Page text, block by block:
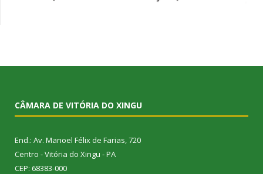
CÂMARA DE VITÓRIA DO XINGU
End.: Av. Manoel Félix de Farias, 720
Centro - Vitória do Xingu - PA
CEP: 68383-000